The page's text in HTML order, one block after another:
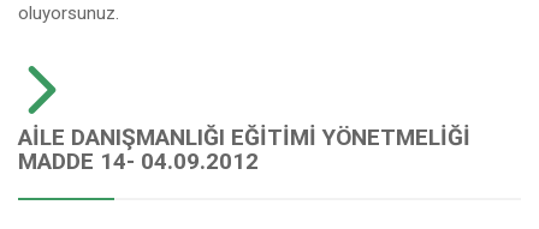
oluyorsunuz.
AILE DANIŞMANLIĞI EĞITIMI YÖNETMELIĞI
MADDE 14- 04.09.2012